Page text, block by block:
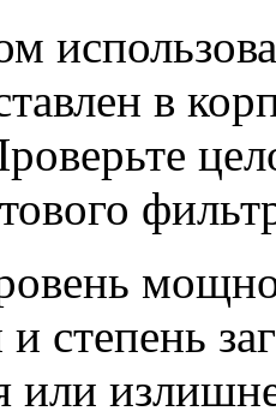
в
степень
или